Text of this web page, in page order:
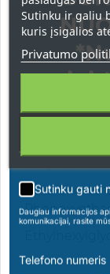
Oil
Officinalis
Helianthus
Annuus
Beta-
Sutinku ir galiu
kuris įsigalios
Privatumo
Sutinku gauti
Daugiau informacijos
komunikacijai, rasite
Telefono numeris